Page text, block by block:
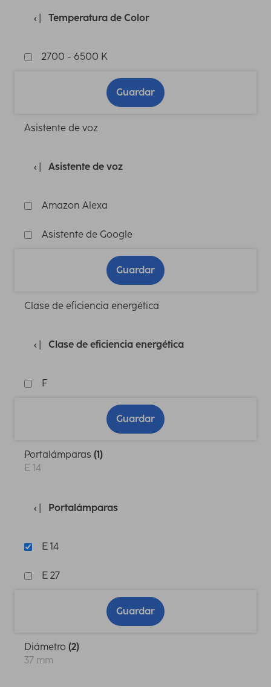
Temperatura de Color
2700 - 6500 K
Guardar
Asistente de voz
Asistente de voz
Amazon Alexa
Asistente de Google
Guardar
Clase de eficiencia energética
Clase de eficiencia energética
F
Guardar
Portalámparas (1)
E 14
Portalámparas
E 14
E 27
Guardar
Diámetro (2)
37 mm